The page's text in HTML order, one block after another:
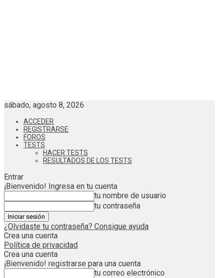
sábado, agosto 8, 2026
ACCEDER
REGISTRARSE
FOROS
TESTS
HACER TESTS
RESULTADOS DE LOS TESTS
Entrar
¡Bienvenido! Ingresa en tu cuenta
tu nombre de usuario
tu contraseña
¿Olvidaste tu contraseña? Consigue ayuda
Crea una cuenta
Política de privacidad
Crea una cuenta
¡Bienvenido! registrarse para una cuenta
tu correo electrónico